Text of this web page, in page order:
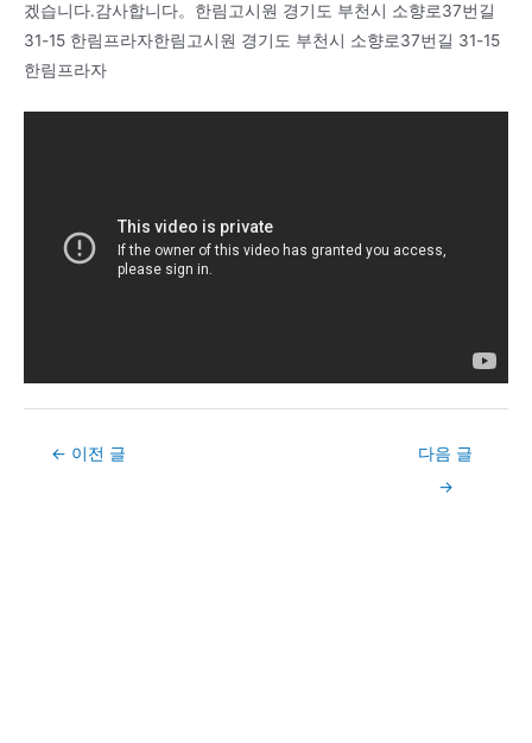
겠습니다.감사합니다。한림고시원 경기도 부천시 소향로37번길
31-15 한림프라자한림고시원 경기도 부천시 소향로37번길 31-15
한림프라자
Post← 이전 글
다음 글
→